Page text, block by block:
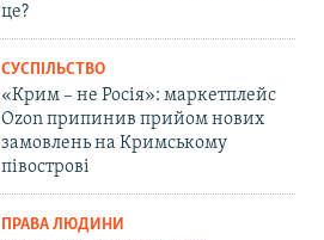
це?
СУСПІЛЬСТВО
«Крим – не Росія»: маркетплейс
Ozon припинив прийом нових
замовлень на Кримському
півострові
ПРАВА ЛЮДИНИ